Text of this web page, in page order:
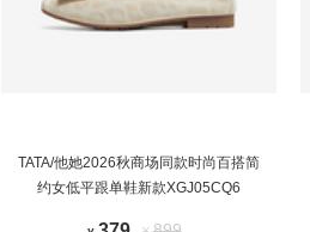
TATA/他她2026秋商场同款时尚百搭简
约女低平跟单鞋新款XGJ05CQ6